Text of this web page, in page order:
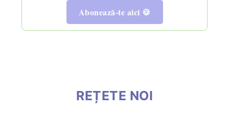
Abonează-te aici 🍪
REȚETE NOI